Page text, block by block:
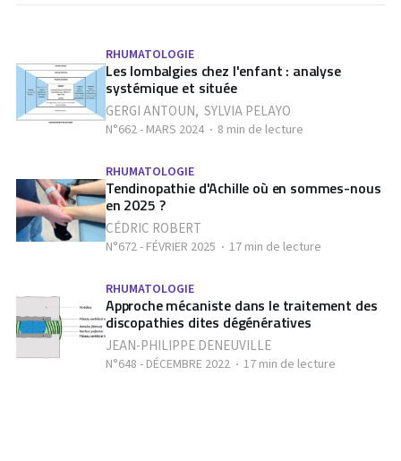
RHUMATOLOGIE
Les lombalgies chez l'enfant : analyse
systémique et située
GERGI ANTOUN, SYLVIA PELAYO
N°662 - MARS 2024 8 min de lecture
RHUMATOLOGIE
Tendinopathie d'Achille où en sommes-nous
en 2025 ?
CÉDRIC ROBERT
N°672 - FÉVRIER 2025 17 min de lecture
RHUMATOLOGIE
Approche mécaniste dans le traitement des
discopathies dites dégénératives
JEAN-PHILIPPE DENEUVILLE
N°648 - DÉCEMBRE 2022 17 min de lecture